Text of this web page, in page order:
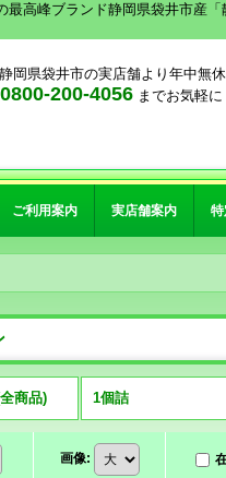
高峰ブランド静岡県袋井市産
岡県袋井市の実店舗より年中無
200-4056 までお気軽
ご利用案内 実店舗案内
商品) 1個詰
画像: